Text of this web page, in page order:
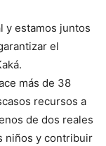
y estamos juntos
el
más de 38
recursos a
de dos reales
niños y contribuir